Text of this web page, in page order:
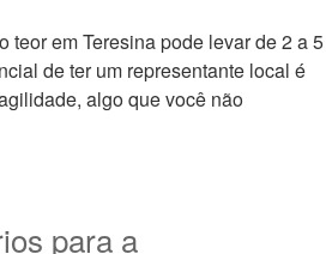
teor em Teresina pode levar de 2 a 5
de ter um representante local é
algo que você não
para a